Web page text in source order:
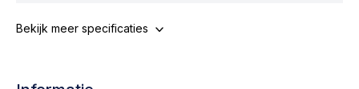
Bekijk meer specificaties